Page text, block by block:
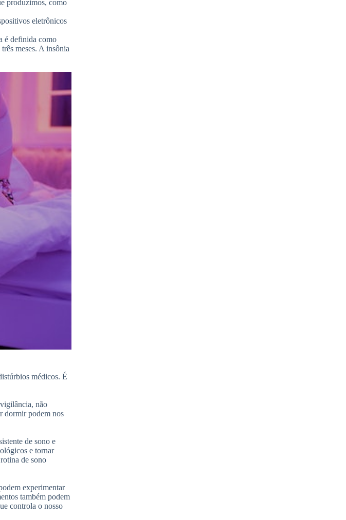
produzimos, como
eletrônicos
é definida como
meses. A insônia
médicos. É
não
dormir podem nos
de sono e
e tornar
de sono
experimentar
também podem
controla o nosso